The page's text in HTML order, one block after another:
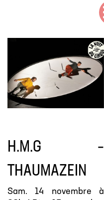
H.M.G –
THAUMAZEIN
Sam. 14 novembre à